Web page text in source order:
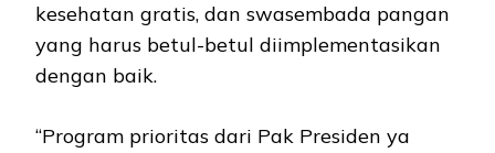
kesehatan gratis, dan swasembada pangan
yang harus betul-betul diimplementasikan
dengan baik.
“Program prioritas dari Pak Presiden ya